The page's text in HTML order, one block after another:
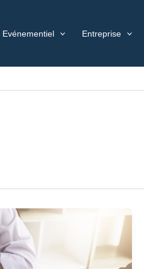
Evénementiel Entreprise